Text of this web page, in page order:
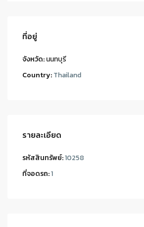
ที่อยู่
จังหวัด:นนทบุรี
Country:Thailand
รายละเอียด
รหัสสินทรัพย์:10258
ที่จอดรถ:1